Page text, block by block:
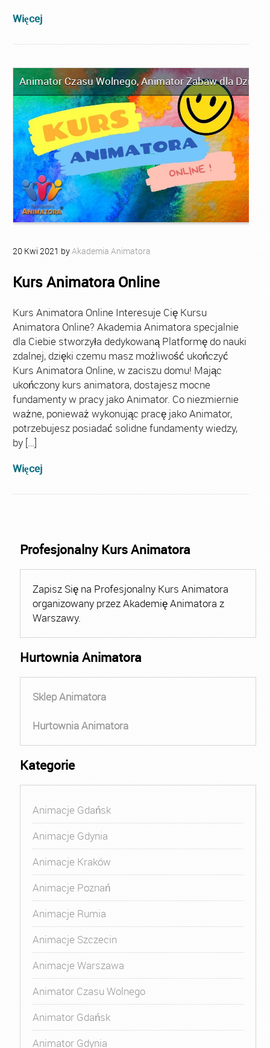
Więcej
Animator Czasu Wolnego,Animator Zabaw dla Dzieci
20 Kwi 2021 byAkademia Animatora
Kurs Animatora Online
Kurs Animatora Online Interesuje Cię Kursu
Animatora Online? Akademia Animatora specjalnie
dla Ciebie stworzyła dedykowaną Platformę do nauki
zdalnej, dzięki czemu masz możliwość ukończyć
Kurs Animatora Online, w zaciszu domu! Mając
ukończony kurs animatora, dostajesz mocne
fundamenty w pracy jako Animator. Co niezmiernie
ważne, ponieważ wykonując pracę jako Animator,
potrzebujesz posiadać solidne fundamenty wiedzy,
by […]
Więcej
Profesjonalny Kurs Animatora
Zapisz Się na Profesjonalny Kurs Animatora
organizowany przez Akademię Animatora z
Warszawy.
Hurtownia Animatora
Sklep Animatora
Hurtownia Animatora
Kategorie
Animacje Gdańsk
Animacje Gdynia
Animacje Kraków
Animacje Poznań
Animacje Rumia
Animacje Szczecin
Animacje Warszawa
Animator Czasu Wolnego
Animator Gdańsk
Animator Gdynia